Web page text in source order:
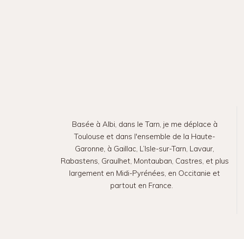
Basée à Albi, dans le Tarn, je me déplace à
Toulouse et dans l'ensemble de la Haute-
Garonne, à Gaillac, L’Isle-sur-Tarn, Lavaur,
Rabastens, Graulhet, Montauban, Castres, et plus
largement en Midi-Pyrénées, en Occitanie et
partout en France.